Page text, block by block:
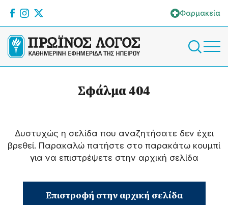
Φαρμακεία
Σφάλμα 404
Δυστυχώς η σελίδα που αναζητήσατε δεν έχει
βρεθεί. Παρακαλώ πατήστε στο παρακάτω κουμπί
για να επιστρέψετε στην αρχική σελίδα
Επιστροφή στην αρχική σελίδα